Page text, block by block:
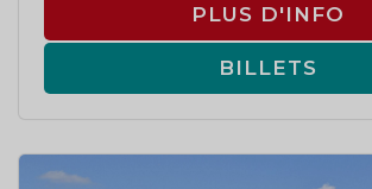
PLUS D'INFO
BILLETS